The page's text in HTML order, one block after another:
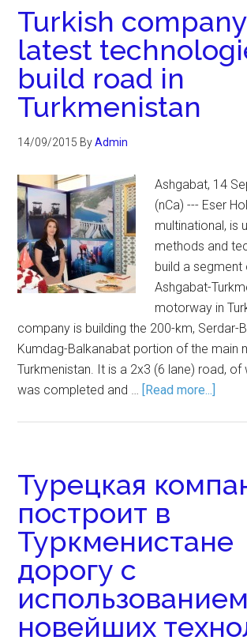
Turkish
latest
build road in
Turkmenistan
14/09/2015 ByAdmin
Ashgabat, 14
(nCa) --- Eser
multinational, is
methods and
build a segment
Ashgabat-
motorway in
company is building the 200-km, Serdar-
Kumdag-Balkanabat portion of the main
Turkmenistan. It is a 2x3 (6 lane) road, of
was completed and … [Read more...]
Турецкая
построит в
Туркменистане
дорогу с
использованием
новейших